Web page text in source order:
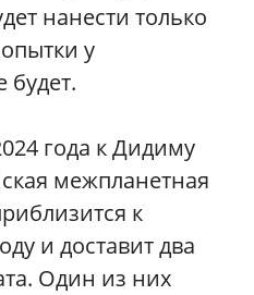
нанести только
у
будет.
года к Дидиму
межпланетная
к
и доставит два
Один из них